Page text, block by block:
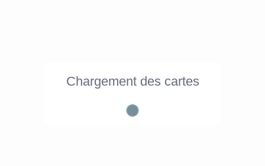
Chargement des cartes